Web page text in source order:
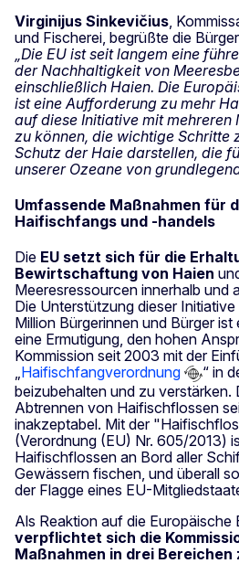
Virginijus Sinkevičius ,
und Fischerei, begrüßte die
„Die EU ist seit langem eine
der Nachhaltigkeit von
einschließlich Haien. Die
ist eine Aufforderung zu mehr
auf diese Initiative mit mehreren
zu können, die wichtige Schritte
Schutz der Haie darstellen, die
unserer Ozeane von
Umfassende Maßnahmen für
Haifischfangs und -handels
Die EU setzt sich für die
Bewirtschaftung von Haien
Meeresressourcen innerhalb und
Die Unterstützung dieser
Million Bürgerinnen und Bürger ist
eine Ermutigung, den hohen
Kommission seit 2003 mit der
„Haifischfangverordnung
“ in
beizubehalten und zu verstärken.
Abtrennen von Haifischflossen
inakzeptabel. Mit der
(Verordnung (EU) Nr. 605/2013)
Haifischflossen an Bord aller
Gewässern fischen, und überall
der Flagge eines EU-
Als Reaktion auf die Europäische
verpflichtet sich die
Maßnahmen in drei Bereichen